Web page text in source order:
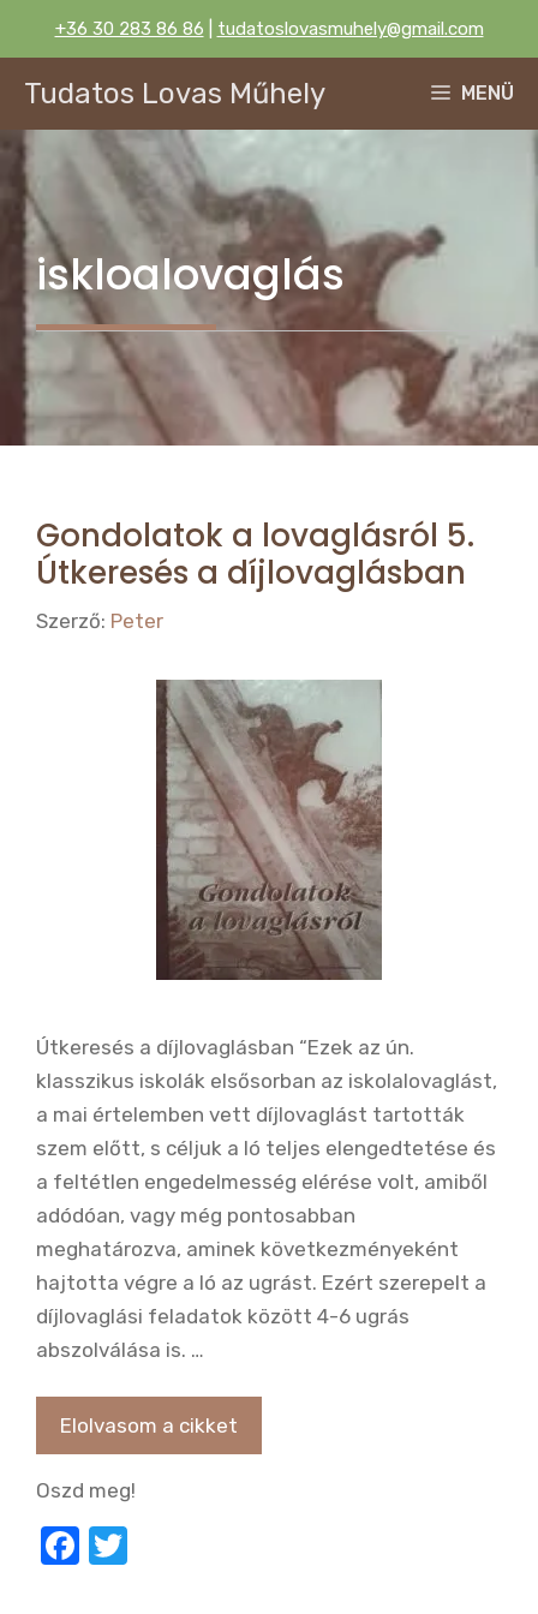
tartalomba
+36 30 283 86 86 tudatoslovasmuhely@gmail.com
Tudatos Lovas Műhely MENÜ
iskloalovaglás
Gondolatok a lovaglásról 5.
Útkeresés a díjlovaglásban
Szerző: Peter
Útkeresés a díjlovaglásban “Ezek az ún.
klasszikus iskolák elsősorban az iskolalovaglást,
a mai értelemben vett díjlovaglást tartották
szem előtt, s céljuk a ló teljes elengedtetése és
a feltétlen engedelmesség elérése volt, amiből
adódóan, vagy még pontosabban
meghatározva, aminek következményeként
hajtotta végre a ló az ugrást. Ezért szerepelt a
díjlovaglási feladatok között 4-6 ugrás
abszolválása is. …
Elolvasom a cikket
Oszd meg!
F